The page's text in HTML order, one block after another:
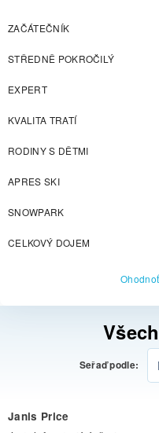
ZAČÁTEČNÍK
STŘEDNĚ POKROČILÝ
EXPERT
KVALITA TRATÍ
RODINY S DĚTMI
APRES SKI
SNOWPARK
CELKOVÝ DOJEM
Seřaď podle:
Janis Price